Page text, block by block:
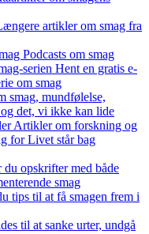
artikler om smag fra
Podcasts om smag
serien Hent en gratis e-
om smag
smag, mundfølelse,
og det, vi ikke kan lide
Artikler om forskning og
for Livet står bag
opskrifter med både
smag
tips til at få smagen frem i
til at sanke urter, undgå